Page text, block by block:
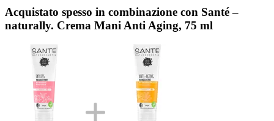
Acquistato spesso in combinazione con Santé –
naturally. Crema Mani Anti Aging, 75 ml